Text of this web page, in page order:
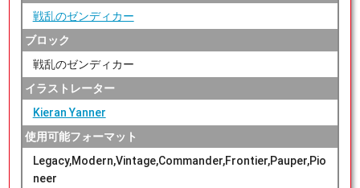
戦乱のゼンディカー
ブロック
戦乱のゼンディカー
イラストレーター
Kieran Yanner
使用可能フォーマット
Legacy,Modern,Vintage,Commander,Frontier,Pauper,Pio
neer